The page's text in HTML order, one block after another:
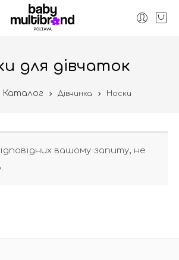
для дівчаток
Каталог Дівчинка Носки
вашому запиту, не